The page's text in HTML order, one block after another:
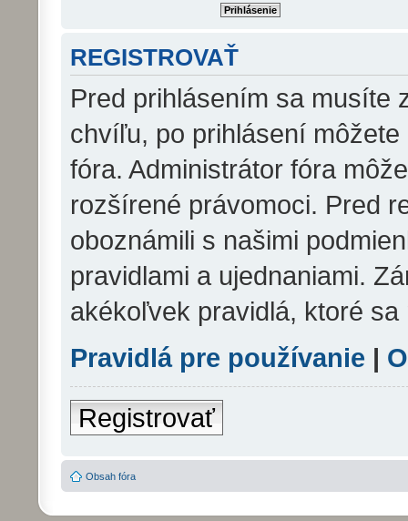
REGISTROVAŤ
Pred prihlásením sa musíte
chvíľu, po prihlásení
fóra. Administrátor fóra
rozšírené právomoci. Pred
oboznámili s našimi
pravidlami a ujednaniami.
akékoľvek pravidlá, ktoré sa
Pravidlá pre používanie |
Registrovať
Obsah fóra